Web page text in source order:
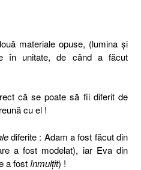
materiale opuse, (lumina şi
în unitate, de când a făcut
că se poate să fii diferit de
cu el !
diferite : Adam a fost făcut din
a fost modelat), iar Eva din
a fost înmulţit) !